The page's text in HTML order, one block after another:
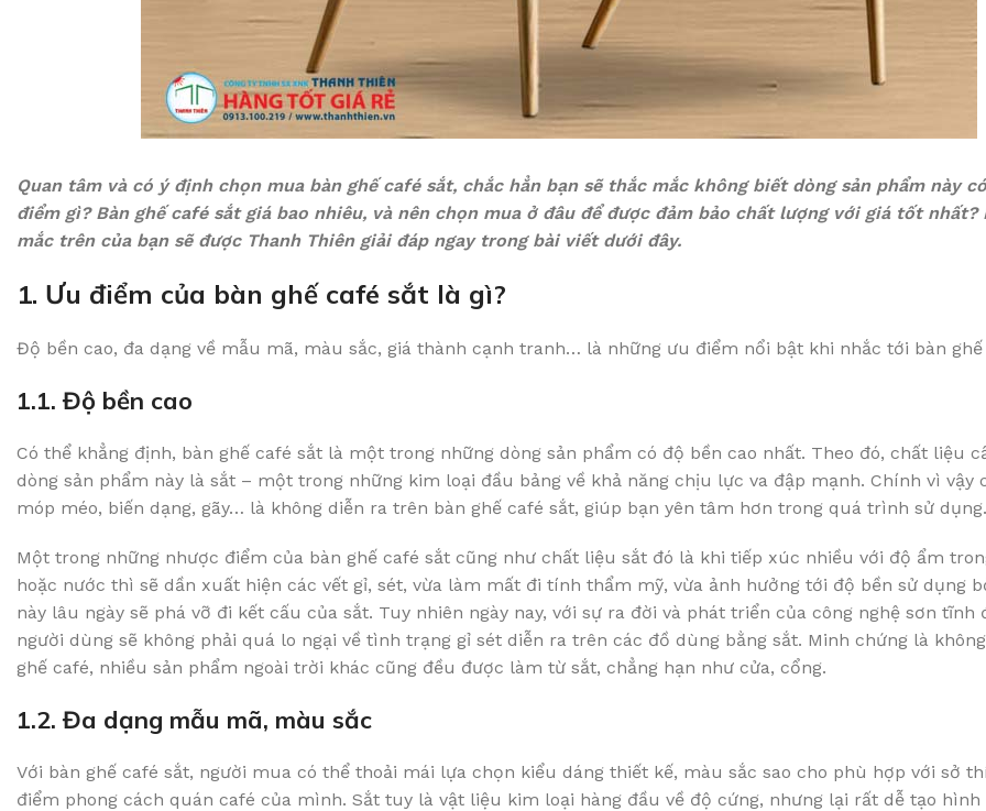
Quan tâm và có ý định chọn mua bàn ghế café sắt, chắc hẳn bạn sẽ thắc mắc không biết dòng sản phẩm này
điểm gì? Bàn ghế café sắt giá bao nhiêu, và nên chọn mua ở đâu để được đảm bảo chất lượng với giá tốt nhất?
mắc trên của bạn sẽ được Thanh Thiên giải đáp ngay trong bài viết dưới đây.
1. Ưu điểm của bàn ghế café sắt là gì?
Độ bền cao, đa dạng về mẫu mã, màu sắc, giá thành cạnh tranh… là những ưu điểm nổi bật khi nhắc tới bàn ghế
1.1. Độ bền cao
Có thể khẳng định, bàn ghế café sắt là một trong những dòng sản phẩm có độ bền cao nhất. Theo đó, chất liệu
dòng sản phẩm này là sắt – một trong những kim loại đầu bảng về khả năng chịu lực va đập mạnh. Chính vì vậy
móp méo, biến dạng, gãy… là không diễn ra trên bàn ghế café sắt, giúp bạn yên tâm hơn trong quá trình sử dụng.
Một trong những nhược điểm của bàn ghế café sắt cũng như chất liệu sắt đó là khi tiếp xúc nhiều với độ ẩm
hoặc nước thì sẽ dần xuất hiện các vết gỉ, sét, vừa làm mất đi tính thẩm mỹ, vừa ảnh hưởng tới độ bền sử dụng
này lâu ngày sẽ phá vỡ đi kết cấu của sắt. Tuy nhiên ngày nay, với sự ra đời và phát triển của công nghệ sơn tĩnh
người dùng sẽ không phải quá lo ngại về tình trạng gỉ sét diễn ra trên các đồ dùng bằng sắt. Minh chứng là
ghế café, nhiều sản phẩm ngoài trời khác cũng đều được làm từ sắt, chẳng hạn như cửa, cổng.
1.2. Đa dạng mẫu mã, màu sắc
Với bàn ghế café sắt, người mua có thể thoải mái lựa chọn kiểu dáng thiết kế, màu sắc sao cho phù hợp với sở
điểm phong cách quán café của mình. Sắt tuy là vật liệu kim loại hàng đầu về độ cứng, nhưng lại rất dễ tạo hình